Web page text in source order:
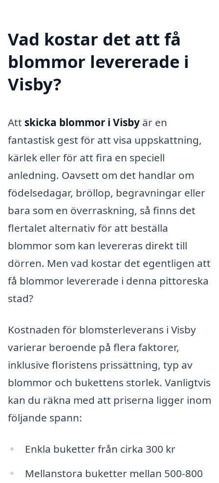
Vad kostar det att få
blommor levererade i
Visby?
Att skicka blommor i Visby är en
fantastisk gest för att visa uppskattning,
kärlek eller för att fira en speciell
anledning. Oavsett om det handlar om
födelsedagar, bröllop, begravningar eller
bara som en överraskning, så finns det
flertalet alternativ för att beställa
blommor som kan levereras direkt till
dörren. Men vad kostar det egentligen att
få blommor levererade i denna pittoreska
stad?
Kostnaden för blomsterleverans i Visby
varierar beroende på flera faktorer,
inklusive floristens prissättning, typ av
blommor och bukettens storlek. Vanligtvis
kan du räkna med att priserna ligger inom
följande spann:
Enkla buketter från cirka 300 kr
Mellanstora buketter mellan 500-800